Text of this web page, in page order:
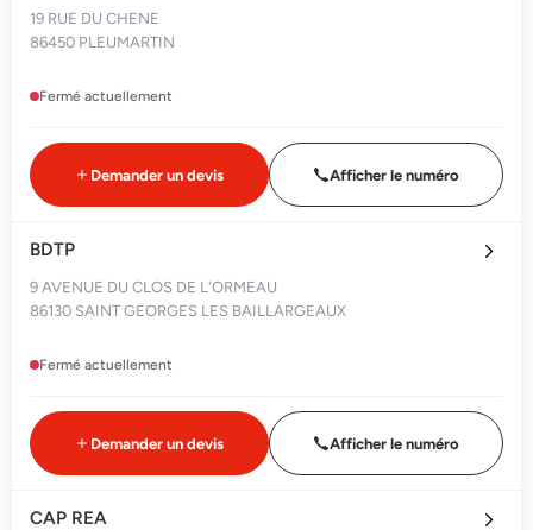
19 RUE DU CHENE
86450 PLEUMARTIN
Fermé actuellement
Demander un devis Afficher le numéro
BDTP
9 AVENUE DU CLOS DE L'ORMEAU
86130 SAINT GEORGES LES BAILLARGEAUX
Fermé actuellement
Demander un devis Afficher le numéro
CAP REA